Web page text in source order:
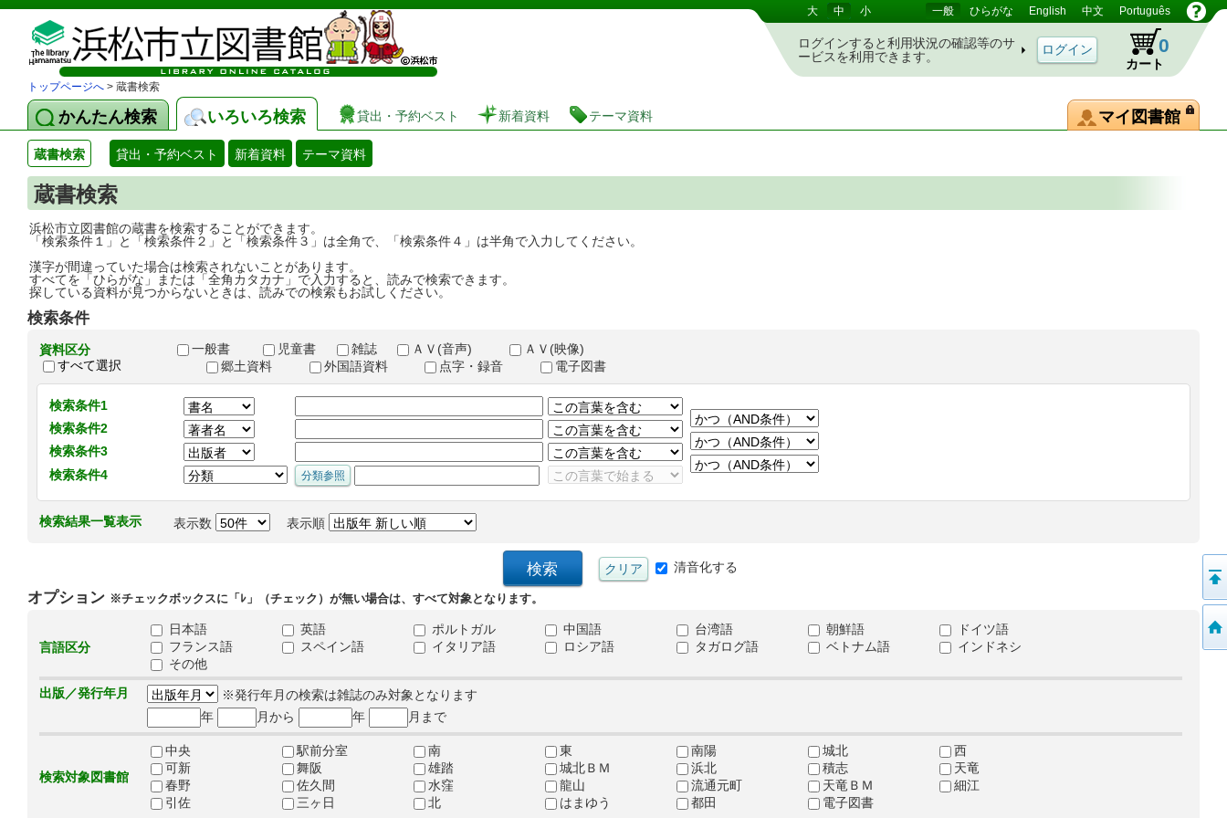
図書館 蔵書検索・予約システム 大 中 小 一般 ひらがな English 中文 Português
ログインすると利用状況の確認等のサ
ービスを利用できます。
カート
0
トップページへ > 蔵書検索
かんたん検索 いろいろ検索 貸出・予約ベスト 新着資料 テーマ資料 マイ図書館
蔵書検索 貸出・予約ベスト 新着資料 テーマ資料
蔵書検索
浜松市立図書館の蔵書を検索することができます。
「検索条件１」と「検索条件２」と「検索条件３」は全角で、「検索条件４」は半角で入力してください。
漢字が間違っていた場合は検索されないことがあります。
すべてを「ひらがな」または「全角カタカナ」で入力すると、読みで検索できます。
探している資料が見つからないときは、読みでの検索もお試しください。
検索条件
資料区分
すべて選択
一般書 児童書 雑誌 ＡＶ(音声)
ＡＶ(映像)
郷土資料
外国語資料 点字・録音 電子図書
検索条件1
検索条件2
検索条件3
検索条件4
検索結果一覧表示 表示数 表示順
清音化する
オプション ※チェックボックスに「ﾚ」（チェック）が無い場合は、すべて対象となります。
言語区分
日本語 英語 ポルトガル 中国語 台湾語 朝鮮語
ドイツ語
フランス語
スペイン語 イタリア語 ロシア語 タガログ語 ベトナム語
インドネシ
その他
出版／発行年月
※発行年月の検索は雑誌のみ対象となります
年
月から 年 月まで
検索対象図書館
中央 駅前分室 南 東 南陽 城北
西
可新
舞阪 雄踏 城北ＢＭ 浜北 積志
天竜
春野
佐久間 水窪 龍山 流通元町 天竜ＢＭ
細江
引佐
三ヶ日 北 はまゆう 都田 電子図書